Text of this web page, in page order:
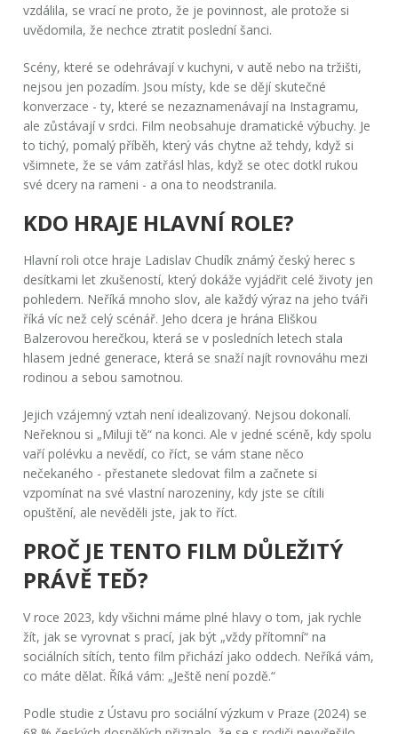
vzdálila, se vrací ne proto, že je povinnost, ale protože si
uvědomila, že nechce ztratit poslední šanci.
Scény, které se odehrávají v kuchyni, v autě nebo na tržišti,
nejsou jen pozadím. Jsou místy, kde se dějí skutečné
konverzace - ty, které se nezaznamenávají na Instagramu,
ale zůstávají v srdci. Film neobsahuje dramatické výbuchy. Je
to tichý, pomalý příběh, který vás chytne až tehdy, když si
všimnete, že se vám zatřásl hlas, když se otec dotkl rukou
své dcery na rameni - a ona to neodstranila.
KDO HRAJE HLAVNÍ ROLE?
Hlavní roli otce hraje Ladislav Chudík známý český herec s
desítkami let zkušeností, který dokáže vyjádřit celé životy jen
pohledem. Neříká mnoho slov, ale každý výraz na jeho tváři
říká víc než celý scénář. Jeho dcera je hrána Eliškou
Balzerovou herečkou, která se v posledních letech stala
hlasem jedné generace, která se snaží najít rovnováhu mezi
rodinou a sebou samotnou.
Jejich vzájemný vztah není idealizovaný. Nejsou dokonalí.
Neřeknou si „Miluji tě“ na konci. Ale v jedné scéně, kdy spolu
vaří polévku a nevědí, co říct, se vám stane něco
nečekaného - přestanete sledovat film a začnete si
vzpomínat na své vlastní narozeniny, kdy jste se cítili
opuštění, ale nevěděli jste, jak to říct.
PROČ JE TENTO FILM DŮLEŽITÝ
PRÁVĚ TEĎ?
V roce 2023, kdy všichni máme plné hlavy o tom, jak rychle
žít, jak se vyrovnat s prací, jak být „vždy přítomní“ na
sociálních sítích, tento film přichází jako oddech. Neříká vám,
co máte dělat. Říká vám: „Ještě není pozdě.“
Podle studie z Ústavu pro sociální výzkum v Praze (2024) se